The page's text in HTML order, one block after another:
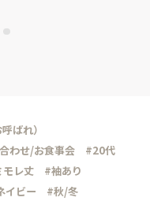
ばれ）
わせ/お食事会
#20代
レ丈
#袖あり
イビー
#秋/冬